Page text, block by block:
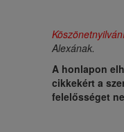
Alexának.
A honlapon
cikkekért a
felelősséget